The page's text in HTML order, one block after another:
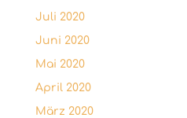
Juli 2020
Juni 2020
Mai 2020
April 2020
März 2020